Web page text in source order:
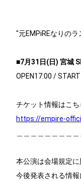
"元EMPiREなりのラ
■7月 31 日 (日) 宮城 S
OPEN17:00 /
チケット情報はこち
https://empire-
本公演は会場規定に
今後発表される情